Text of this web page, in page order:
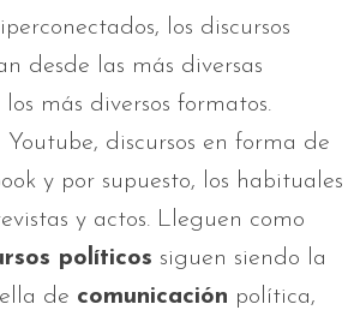
los discursos
desde las más diversas
más diversos formatos.
Youtube, discursos en forma de
y por supuesto, los habituales
y actos. Lleguen como
políticos siguen siendo la
de comunicación política,